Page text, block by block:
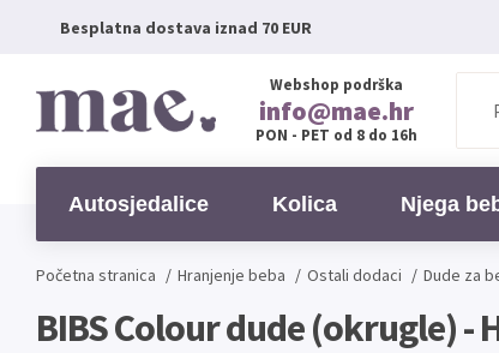
Besplatna dostava iznad 70 EUR
Webshop podrška
info@mae.hr
PON - PET od 8 do 16h
Autosjedalice Kolica Njega
Početna stranica / Hranjenje beba / Ostali dodaci / Dude za
BIBS Colour dude (okrugle) -